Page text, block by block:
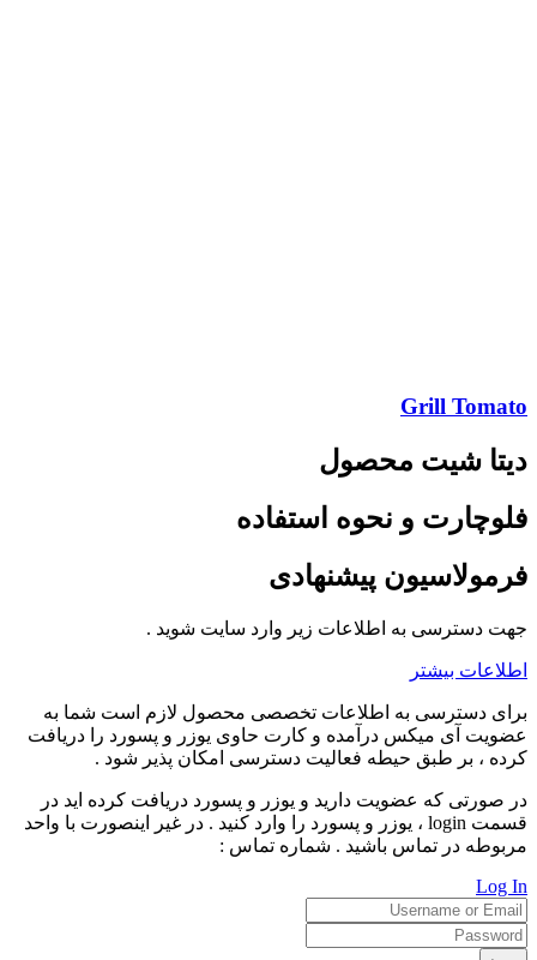
Grill Tomato
دیتا شیت محصول
فلوچارت و نحوه استفاده
فرمولاسیون پیشنهادی
جهت دسترسی به اطلاعات زیر وارد سایت شوید .
اطلاعات بیشتر
برای دسترسی به اطلاعات تخصصی محصول لازم است شما به
عضویت آی میکس درآمده و کارت حاوی یوزر و پسورد را دریافت
کرده ، بر طبق حیطه فعالیت دسترسی امکان پذیر شود .
در صورتی که عضویت دارید و یوزر و پسورد دریافت کرده اید در
قسمت login ، یوزر و پسورد را وارد کنید . در غیر اینصورت با واحد
مربوطه در تماس باشید . شماره تماس :
Log In